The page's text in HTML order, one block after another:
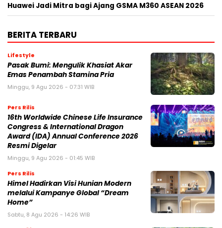
Huawei Jadi Mitra bagi Ajang GSMA M360 ASEAN 2026
BERITA TERBARU
Lifestyle
Pasak Bumi: Mengulik Khasiat Akar
Emas Penambah Stamina Pria
Minggu, 9 Agu 2026 - 07:31 WIB
Pers Rilis
16th Worldwide Chinese Life Insurance
Congress & International Dragon
Award (IDA) Annual Conference 2026
Resmi Digelar
Minggu, 9 Agu 2026 - 01:45 WIB
Pers Rilis
Himel Hadirkan Visi Hunian Modern
melalui Kampanye Global “Dream
Home”
Sabtu, 8 Agu 2026 - 14:26 WIB